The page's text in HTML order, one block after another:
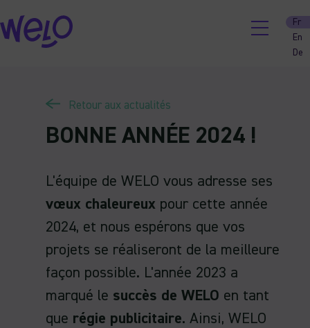
Skip
to
content
Fr
En
De
Retour aux actualités
BONNE ANNÉE 2024 !
L'équipe de WELO vous adresse ses
vœux chaleureux pour cette année
2024, et nous espérons que vos
projets se réaliseront de la meilleure
façon possible. L'année 2023 a
marqué le succès de WELO en tant
que régie publicitaire. Ainsi, WELO